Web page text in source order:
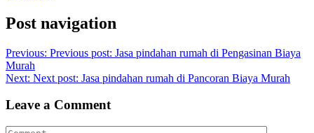
Post navigation
Previous: Previous post: Jasa pindahan rumah di Pengasinan Biaya
Murah
Next: Next post: Jasa pindahan rumah di Pancoran Biaya Murah
Leave a Comment